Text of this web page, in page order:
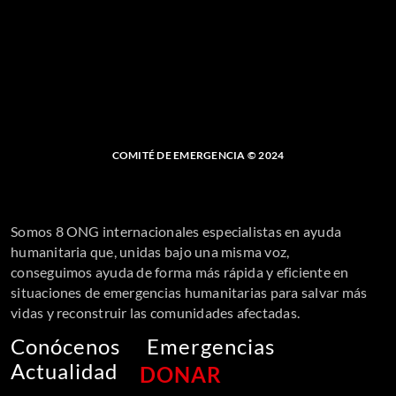
COMITÉ DE EMERGENCIA © 2024
Somos 8 ONG internacionales especialistas en ayuda
humanitaria que, unidas bajo una misma voz,
conseguimos ayuda de forma más rápida y eficiente en
situaciones de emergencias humanitarias para salvar más
vidas y reconstruir las comunidades afectadas.
Conócenos
Emergencias
Actualidad
DONAR